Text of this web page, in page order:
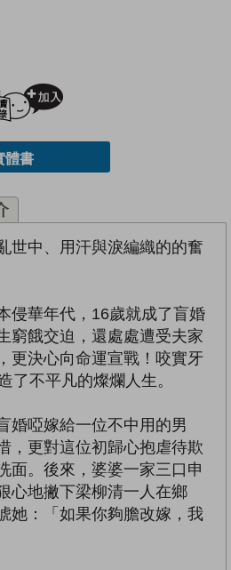
體書
世中、用汗與淚編織的的奮
侵華年代，16歲就成了盲婚
窮餓交迫，還處處遭受夫家
更決心向命運宣戰！咬實牙
了不平凡的燦爛人生。
婚啞嫁給一位不中用的男
，更對這位初歸心抱虐待欺
面。後來，婆婆一家三口申
心地撇下梁柳清一人在鄉
她：「如果你夠膽改嫁，我